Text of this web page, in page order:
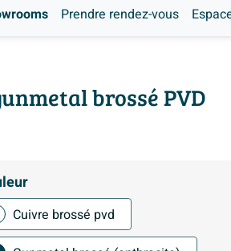
Prendre rendez-vous
brossé PVD
Cuivre brossé pvd